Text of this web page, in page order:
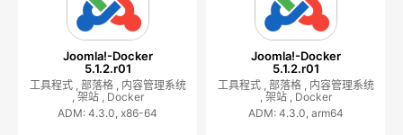
Joomla!-Docker
5.1.2.r01
工具程式 , 部落格 , 内容管理系统
架站 , Docker
ADM: 4.3.0, x86-64
Joomla!-Docker
5.1.2.r01
工具程式 , 部落格 , 内容管理系统
架站 , Docker
ADM: 4.3.0, arm64